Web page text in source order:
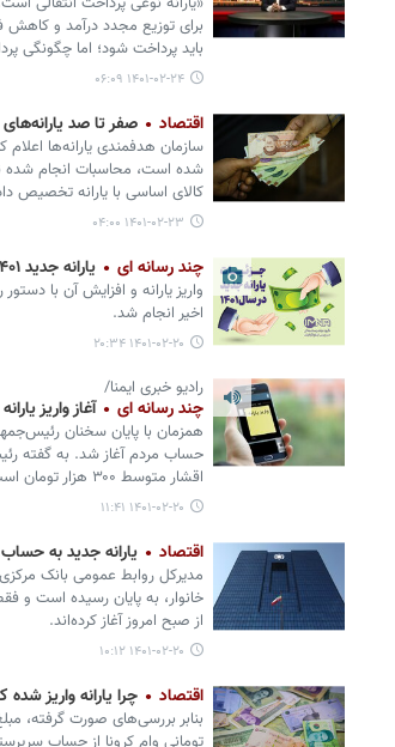
برای توزیع مجدد درآمد و کاهش
باید پرداخت شود؛ اما چگونگی
۱۴۰۱-۰۲-۲۴ ۰۶:۰۹
اقتصاد صفر تا صد
شده است، محاسبات انجام شده
کالای اساسی با یارانه تخصیص داده شده به
۱۴۰۱-۰۲-۲۳ ۰۴:۰۰
چند رسانه ای یارانه جدید ۱۴۰۱ + زمان برداشت و سایت اعتراض
واریز یارانه و افزایش آن با
اخیر انجام شد.
۱۴۰۱-۰۲-۲۰ ۲۰:۳۴
رادیو خبری ایمنا/
چند رسانه ای آغاز واریز یارانه ۴۰۰ هزار تومانی
همزمان با پایان سخنان
اقشار متوسط ۳۰۰ هزار تومان است.
۱۴۰۱-۰۲-۲۰ ۱۱:۴۱
اقتصاد یارانه جدید به
مدیرکل روابط عمومی بانک
خانوار، به پایان رسیده است و
از صبح امروز آغاز کرده‌اند.
۱۴۰۱-۰۲-۲۰ ۱۰:۱۲
اقتصاد چرا یارانه واریز شده کمتر از ۴۰۰